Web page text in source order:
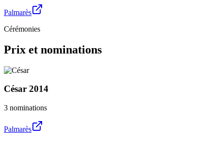
Palmarès
Cérémonies
Prix et nominations
César 2014
3 nominations
Palmarès